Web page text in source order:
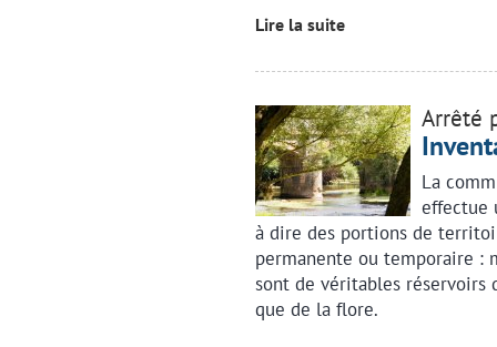
Lire la suite
Arrêté
La
effectue
à dire des portions de
permanente ou temporaire :
sont de véritables réservoirs
que de la flore.